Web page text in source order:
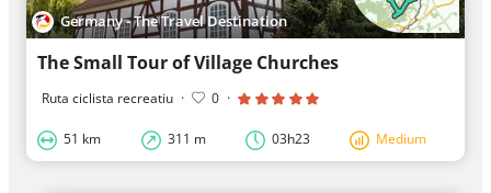
Germany - The Travel Destination
The Small Tour of Village Churches
Ruta ciclista recreatiu · 0 ·
51 km 311 m 03h23 Medium